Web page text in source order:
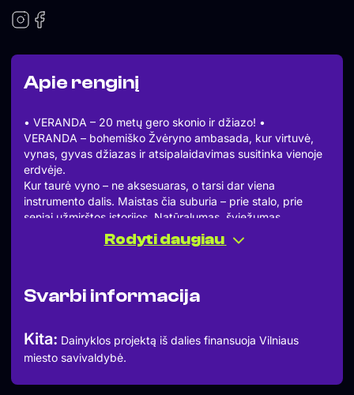
Apie renginį
• VERANDA – 20 metų gero skonio ir džiazo! •
VERANDA – bohemiško Žvėryno ambasada, kur virtuvė,
vynas, gyvas džiazas ir atsipalaidavimas susitinka vienoje
erdvėje.
Kur taurė vyno – ne aksesuaras, o tarsi dar viena
instrumento dalis. Maistas čia suburia – prie stalo, prie
seniai užmirštos istorijos. Natūralumas, šviežumas,
kulinarinė improvizacija – visa tai patiekiame kasdien.
Jau 20 metų žaliuojančiame Žvėryne laukiame visų,
Diena, skirta mėgautis džiazu savaitės viduryje.
Diena, skirta atradimams.
• Antradieniais – 19:00-21:00 val.
Rodyti daugiau
Svarbi informacija
Kita: Dainyklos projektą iš dalies finansuoja Vilniaus
miesto savivaldybė.